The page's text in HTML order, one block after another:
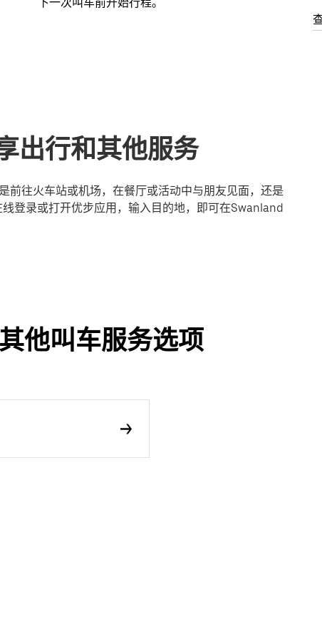
下一次叫车前开始行程。
出行和其他服务
往火车站或机场，在餐厅或活动中与朋友见面，还是
登录或打开优步应用，输入目的地，即可在Swanland
他叫车服务选项